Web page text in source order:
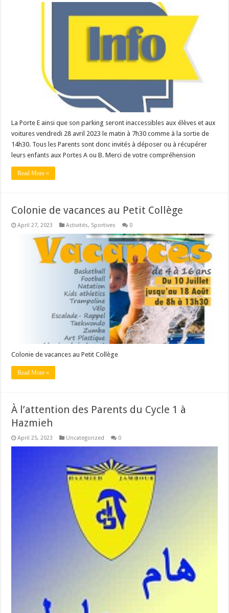
La Porte E ainsi que son parking seront inaccessibles aux élèves et aux
voitures vendredi 28 avril 2023 le matin à 7h30 comme à la sortie de
14h30. Tous les Parents sont donc invités à déposer ou à récupérer
leurs enfants aux Portes A ou B. Merci de votre compréhension
Read More »
Colonie de vacances au Petit Collège
April 27, 2023 Activités, Sportives 0
Colonie de vacances au Petit Collège
Read More »
À l’attention des Parents du Cycle 1 à
Hazmieh
April 25, 2023 Uncategorized 0